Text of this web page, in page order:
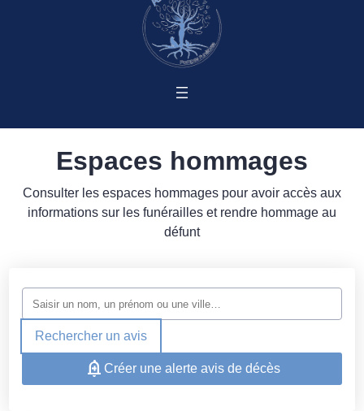
Espaces hommages
Consulter les espaces hommages pour avoir accès aux
informations sur les funérailles et rendre hommage au
défunt
Rechercher un avis
Créer une alerte avis de décès